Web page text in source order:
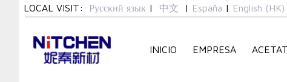
navigation
LOCAL VISIT: Русский язык | 中文 | España | English (HK)
INICIO EMPRESA